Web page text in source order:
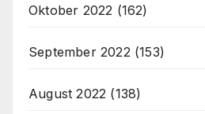
Oktober 2022 (162)
September 2022 (153)
August 2022 (138)